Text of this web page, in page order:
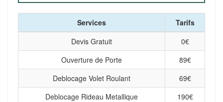
Services
Tarifs
Devis Gratuit
0€
Ouverture de Porte
89€
Deblocage Volet Roulant
69€
Deblocage Rideau Metallique
190€